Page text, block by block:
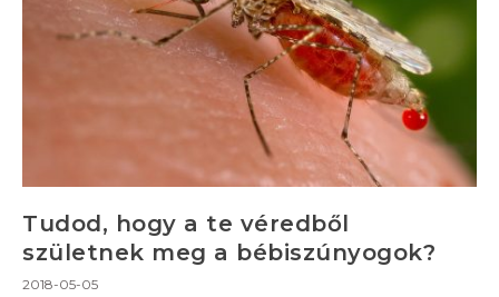
Tudod, hogy a te véredből
születnek meg a bébiszúnyogok?
2018-05-05